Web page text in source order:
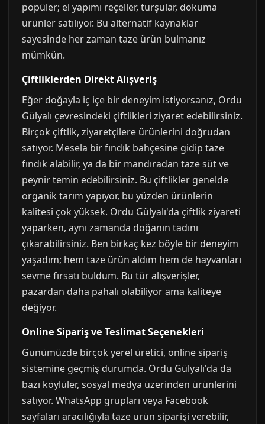
popüler; el yapımı reçeller, turşular, dokuma
ürünler satılıyor. Bu alternatif kaynaklar
sayesinde her zaman taze ürün bulmanız
mümkün.
Çiftliklerden Direkt Alışveriş
Eğer doğayla iç içe bir deneyim istiyorsanız, Ordu
Gülyalı çevresindeki çiftlikleri ziyaret edebilirsiniz.
Birçok çiftlik, ziyaretçilere ürünlerini doğrudan
satıyor. Mesela bir fındık bahçesine gidip taze
fındık alabilir, ya da bir mandıradan taze süt ve
peynir temin edebilirsiniz. Bu çiftlikler genelde
organik tarım yapıyor, bu yüzden ürünlerin
kalitesi çok yüksek. Ordu Gülyalı'da çiftlik ziyareti
yaparken, aynı zamanda doğanın tadını
çıkarabilirsiniz. Ben birkaç kez böyle bir deneyim
yaşadım; hem taze ürün aldım hem de hayvanları
sevme fırsatı buldum. Bu tür alışverişler,
pazardan daha pahalı olabiliyor ama kaliteye
değiyor.
Online Sipariş ve Teslimat Seçenekleri
Günümüzde birçok yerel üretici, online sipariş
sistemine geçmiş durumda. Ordu Gülyalı'da da
bazı köylüler, sosyal medya üzerinden ürünlerini
satıyor. WhatsApp grupları veya Facebook
sayfaları aracılığıyla taze ürün siparişi verebilir,